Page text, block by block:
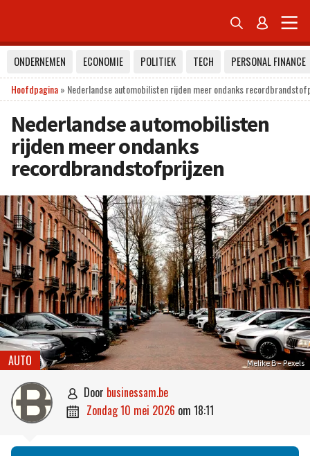
 
ONDERNEMEN ECONOMIE POLITIEK TECH
PERSONAL FINANCE
Hoofdpagina» Nederlandse automobilisten rijden meer ondanks
Nederlandse automobilisten
rijden meer ondanks
recordbrandstofprijzen
Melike B – Pexels
AUTO
 door businessam.be
 zondag 10 mei 2026 om 18:11